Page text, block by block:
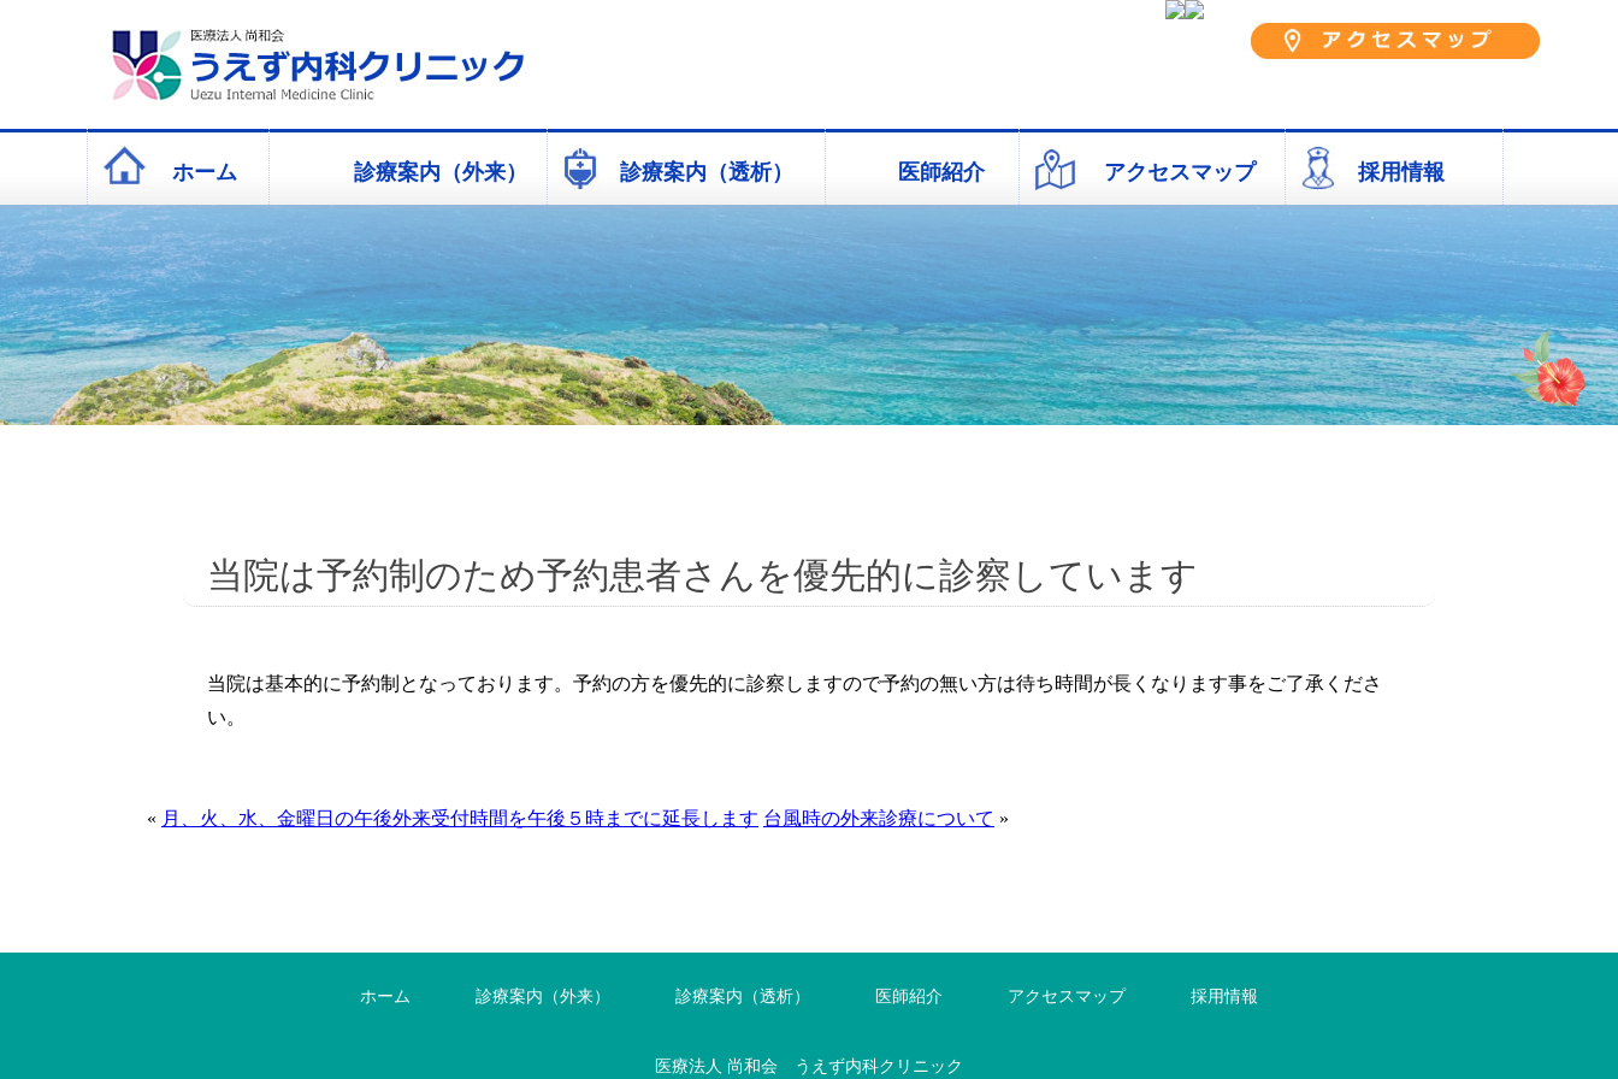
ホーム 診療案内（外来） 診療案内（透析） 医師紹介 アクセスマップ 採用情報
当院は予約制のため予約患者さんを優先的に診察しています
当院は基本的に予約制となっております。予約の方を優先的に診察しますので予約の無い方は待ち時間が長くなります事をご了承くださ
い。
« 月、火、水、金曜日の午後外来受付時間を午後５時までに延長します 台風時の外来診療について »
ホーム 診療案内（外来） 診療案内（透析） 医師紹介 アクセスマップ 採用情報
医療法人 尚和会 うえず内科クリニック